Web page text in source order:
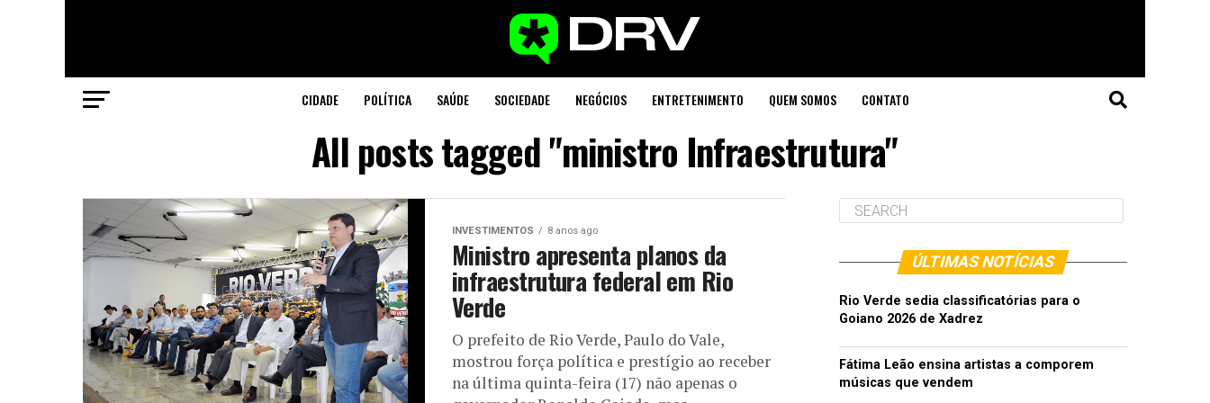
CIDADE POLÍTICA SAÚDE SOCIEDADE NEGÓCIOS ENTRETENIMENTO QUEM SOMOS CONTATO
All posts tagged "ministro Infraestrutura"
INVESTIMENTOS 8 anos ago
Ministro apresenta planos da
infraestrutura federal em Rio
Verde
O prefeito de Rio Verde, Paulo do Vale,
mostrou força política e prestígio ao receber
na última quinta-feira (17) não apenas o
ÚLTIMAS NOTÍCIAS
Rio Verde sedia classificatórias para o
Goiano 2026 de Xadrez
Fátima Leão ensina artistas a comporem
músicas que vendem